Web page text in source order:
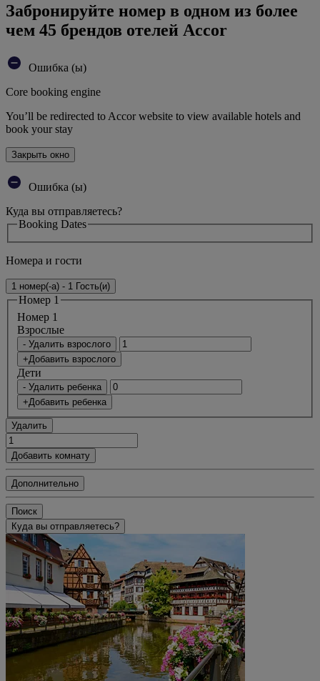
Забронируйте номер в одном из более
чем 45 брендов отелей Accor
Ошибка (ы)
Core booking engine
You’ll be redirected to Accor website to view available hotels and
book your stay
Закрыть окно
Ошибка (ы)
Куда вы отправляетесь?
Booking Dates
Номера и гости
1 номер(-а) - 1 Гость(и)
Номер 1
Номер 1
Bзрослые
- Удалить взрослого
+Добавить взрослого
Дети
- Удалить ребенка
+Добавить ребенка
Удалить
Добавить комнату
Дополнительно
Поиск
Куда вы отправляетесь?